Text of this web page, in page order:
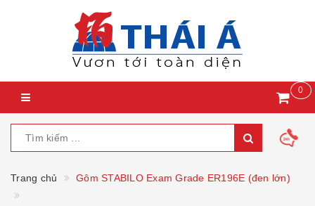
0
Trang chủ Gôm STABILO Exam Grade ER196E (đen lớn)